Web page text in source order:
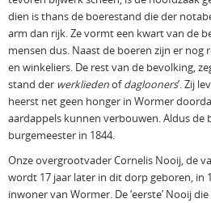
dien is thans de boerestand die der
arm dan rijk. Ze vormt een kwart van de
mensen dus. Naast de boeren zijn er nog
en winkeliers. De rest van de bevolking,
stand der werkliedenofdaglooners’. Zij
heerst net geen honger in Wormer
aardappels kunnen verbouwen. Aldus de
burgemeester in 1844.
Onze overgrootvader Cornelis Nooij, de
wordt 17 jaar later in dit dorp geboren, in
inwoner van Wormer. De ‘eerste’ Nooij